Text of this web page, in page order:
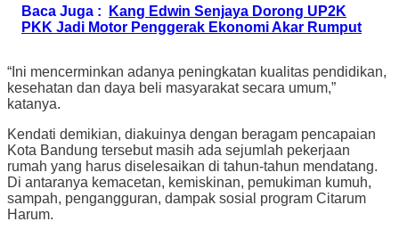
Baca Juga :
Kang Edwin Senjaya Dorong UP2K
PKK Jadi Motor Penggerak Ekonomi Akar Rumput
“Ini mencerminkan adanya peningkatan kualitas pendidikan,
kesehatan dan daya beli masyarakat secara umum,”
katanya.
Kendati demikian, diakuinya dengan beragam pencapaian
Kota Bandung tersebut masih ada sejumlah pekerjaan
rumah yang harus diselesaikan di tahun-tahun mendatang.
Di antaranya kemacetan, kemiskinan, pemukiman kumuh,
sampah, pengangguran, dampak sosial program Citarum
Harum.